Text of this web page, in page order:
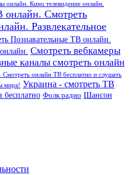
Кино телевидение онлайн.
Смотреть
Развлекательное
Познавательные ТВ онлайн.
Смотреть вебкамеры
каналы смотреть онлайн
Смотреть онлайн ТВ бесплатно и слушать
мира! Украина - смотреть ТВ
бесплатно Фолк радио Шансон